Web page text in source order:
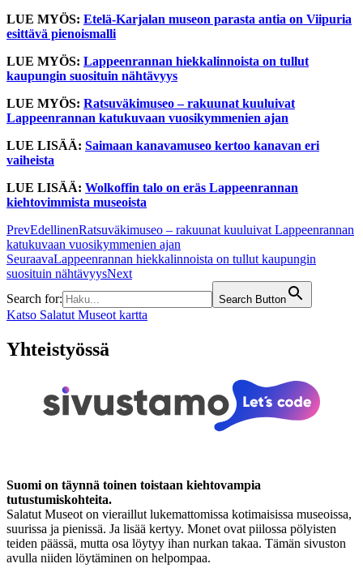
LUE MYÖS: Etelä-Karjalan museon parasta antia on Viipuria
esittävä pienoismalli
LUE MYÖS: Lappeenrannan hiekkalinnoista on tullut
kaupungin suosituin nähtävyys
LUE MYÖS: Ratsuväkimuseo – rakuunat kuuluivat
Lappeenrannan katukuvaan vuosikymmenien ajan
LUE LISÄÄ: Saimaan kanavamuseo kertoo kanavan eri
vaiheista
LUE LISÄÄ: Wolkoffin talo on eräs Lappeenrannan
kiehtovimmista museoista
PrevEdellinenRatsuväkimuseo – rakuunat kuuluivat Lappeenrannan
katukuvaan vuosikymmenien ajan
SeuraavaLappeenrannan hiekkalinnoista on tullut kaupungin
suosituin nähtävyysNext
Search for:
Search Button
Katso Salatut Museot kartta
Yhteistyössä
Suomi on täynnä toinen toistaan kiehtovampia
tutustumiskohteita.
Salatut Museot on vieraillut lukemattomissa kotimaisissa museoissa,
suurissa ja pienissä. Ja lisää kertyy. Monet ovat piilossa pölyisten
teiden päässä, mutta osa löytyy ihan nurkan takaa. Tämän sivuston
avulla niiden löytäminen on helpompaa.